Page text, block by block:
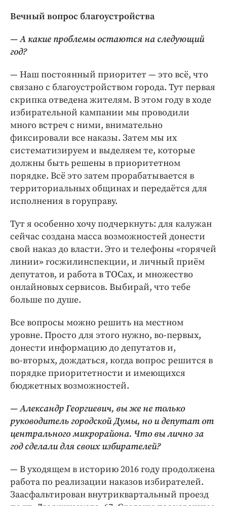
Вечный вопрос благоустройства
— А какие проблемы остаются на следующий
год?
— Наш постоянный приоритет — это всё, что
связано с благоустройством города. Тут первая
скрипка отведена жителям. В этом году в ходе
избирательной кампании мы проводили
много встреч с ними, внимательно
фиксировали все наказы. Затем мы их
систематизируем и выделяем те, которые
должны быть решены в приоритетном
порядке. Всё это затем прорабатывается в
территориальных общинах и передаётся для
исполнения в горуправу.
Тут я особенно хочу подчеркнуть: для калужан
сейчас создана масса возможностей донести
свой наказ до власти. Это и телефоны «горячей
линии» госжилинспекции, и личный приём
депутатов, и работа в ТОСах, и множество
онлайновых сервисов. Выбирай, что тебе
больше по душе.
Все вопросы можно решить на местном
уровне. Просто для этого нужно, во‑первых,
донести информацию до депутатов и,
во‑вторых, дождаться, когда вопрос решится в
порядке приоритетности и имеющихся
бюджетных возможностей.
— Александр Георгиевич, вы же не только
руководитель городской Думы, но и депутат от
центрального микрорайона. Что вы лично за
год сделали для своих избирателей?
— В уходящем в историю 2016 году продолжена
работа по реализации наказов избирателей.
Заасфальтирован внутриквартальный проезд